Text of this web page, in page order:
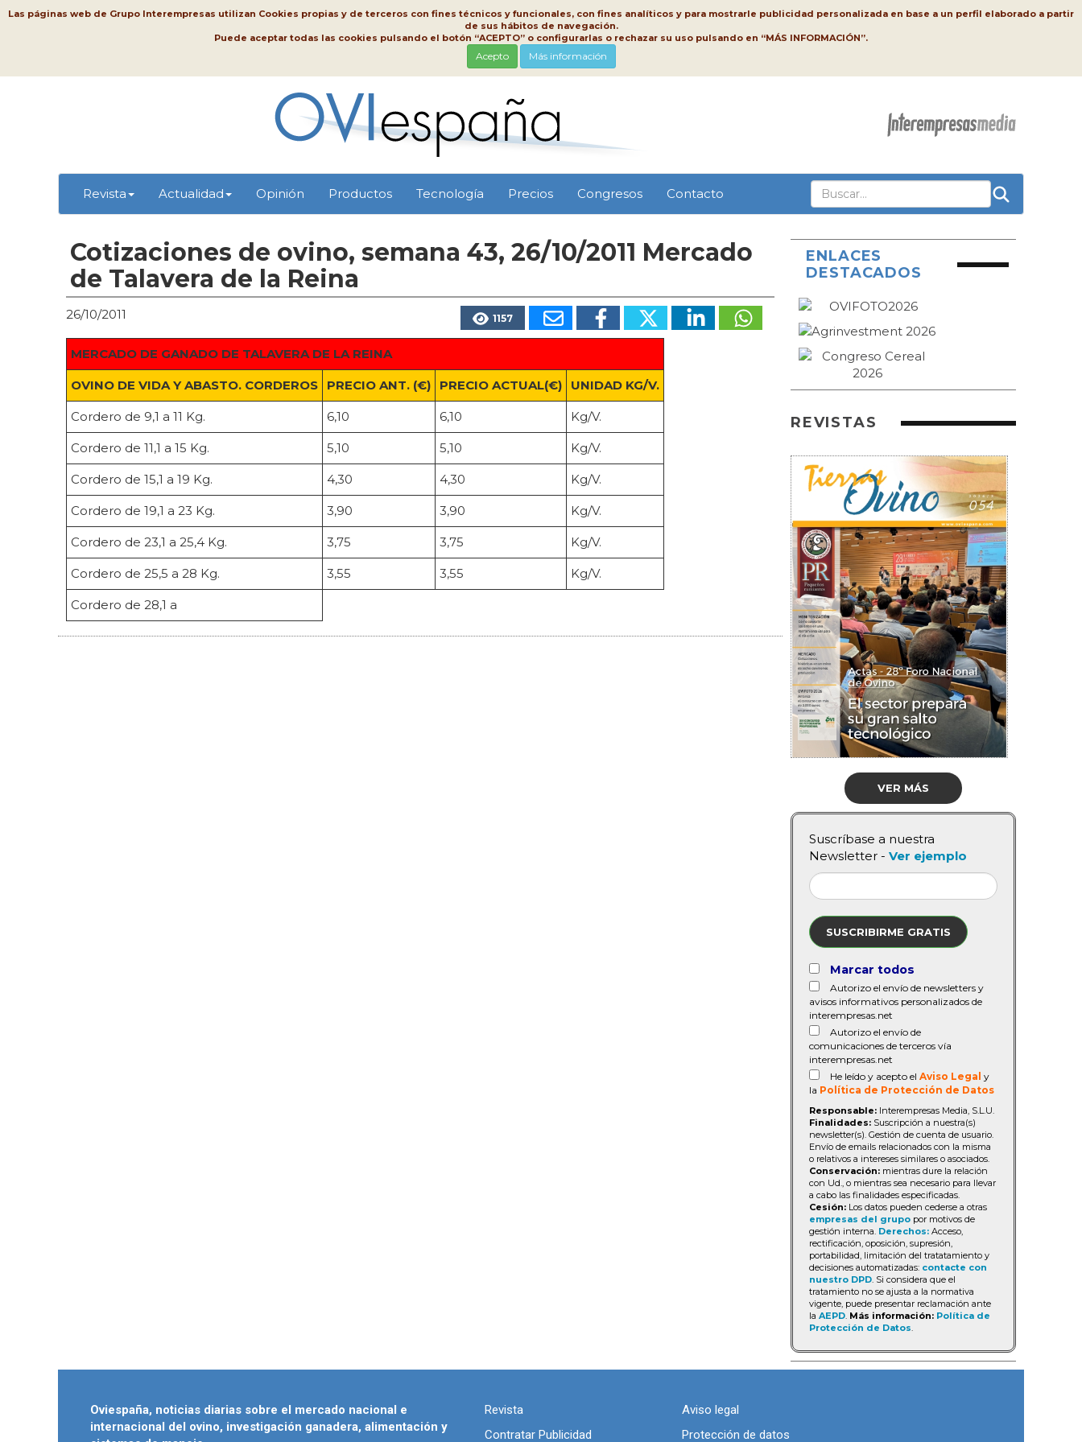
Las páginas web de Grupo Interempresas utilizan Cookies propias y de terceros con fines técnicos y funcionales, con fines analíticos y para mostrarle publicidad personalizada en base a un perfil elaborado a partir
de sus hábitos de navegación.
Puede aceptar todas las cookies pulsando el botón “ACEPTO” o configurarlas o rechazar su uso pulsando en “MÁS INFORMACIÓN”.
Acepto Más información
Revista Actualidad Opinión Productos Tecnología Precios Congresos Contacto
Cotizaciones de ovino, semana 43, 26/10/2011 Mercado
de Talavera de la Reina
26/10/2011 1157
MERCADO DE GANADO DE TALAVERA DE LA REINA
OVINO DE VIDA Y ABASTO. CORDEROS PRECIO ANT. (€) PRECIO ACTUAL(€) UNIDAD KG/V.
Cordero de 9,1 a 11 Kg. 6,10 6,10 Kg/V.
Cordero de 11,1 a 15 Kg. 5,10 5,10 Kg/V.
Cordero de 15,1 a 19 Kg. 4,30 4,30 Kg/V.
Cordero de 19,1 a 23 Kg. 3,90 3,90 Kg/V.
Cordero de 23,1 a 25,4 Kg. 3,75 3,75 Kg/V.
Cordero de 25,5 a 28 Kg. 3,55 3,55 Kg/V.
Cordero de 28,1 a
ENLACES
DESTACADOS
REVISTAS
VER MÁS
Suscríbase a nuestra
Newsletter - Ver ejemplo
SUSCRIBIRME GRATIS
Marcar todos
Autorizo el envío de newsletters y
avisos informativos personalizados de
interempresas.net
Autorizo el envío de
comunicaciones de terceros vía
interempresas.net
He leído y acepto el Aviso Legal y
la Política de Protección de Datos
Responsable: Interempresas Media, S.L.U.
Finalidades: Suscripción a nuestra(s)
newsletter(s). Gestión de cuenta de usuario.
Envío de emails relacionados con la misma
o relativos a intereses similares o asociados.
Conservación: mientras dure la relación
con Ud., o mientras sea necesario para llevar
a cabo las finalidades especificadas.
Cesión: Los datos pueden cederse a otras
empresas del grupo por motivos de
gestión interna. Derechos: Acceso,
rectificación, oposición, supresión,
portabilidad, limitación del tratatamiento y
decisiones automatizadas: contacte con
nuestro DPD. Si considera que el
tratamiento no se ajusta a la normativa
vigente, puede presentar reclamación ante
la AEPD. Más información: Política de
Protección de Datos.
Oviespaña, noticias diarias sobre el mercado nacional e
internacional del ovino, investigación ganadera, alimentación y
Revista
Contratar Publicidad
Aviso legal
Protección de datos